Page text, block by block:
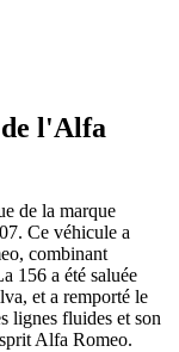
l'Alfa
de la marque
Ce véhicule a
combinant
156 a été saluée
et a remporté le
lignes fluides et son
Alfa Romeo.